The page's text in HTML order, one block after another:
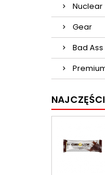
Nuclear
Gear
Bad Ass